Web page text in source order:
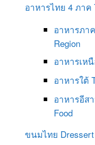
อาหารไทย 4 ภาค
อาหารภา
Region
อาหารเห
อาหารใต้
อาหารอีส
Food
ขนมไทย Dressert